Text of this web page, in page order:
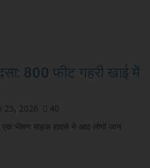
800 फीट गहरी खाई में
25, 2026
40
एक भीषण सड़क हादसे ने आठ लोगों जान